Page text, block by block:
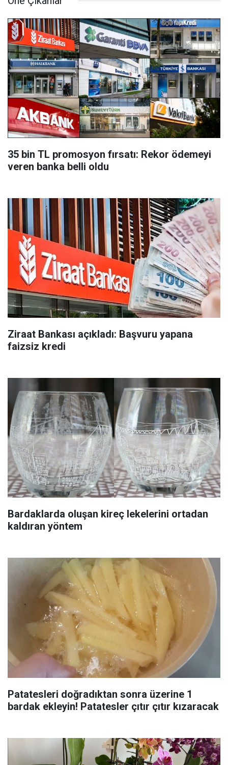
35 bin TL promosyon fırsatı: Rekor ödemeyi
veren banka belli oldu
Ziraat Bankası açıkladı: Başvuru yapana
faizsiz kredi
Bardaklarda oluşan kireç lekelerini ortadan
kaldıran yöntem
Patatesleri doğradıktan sonra üzerine 1
bardak ekleyin! Patatesler çıtır çıtır kızaracak